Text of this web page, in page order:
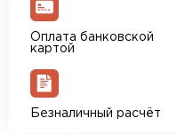
Оплата банковской
картой
Безналичный расчёт